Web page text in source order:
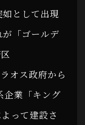
として出現
が「ゴールデ
オス政府から
企業「キング
って建設さ